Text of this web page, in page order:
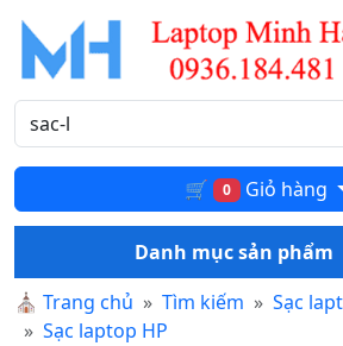
🛒 0 Giỏ hàng
Danh mục sản phẩm
⛪ Trang chủ Tìm kiếm
Sạc
Sạc laptop HP